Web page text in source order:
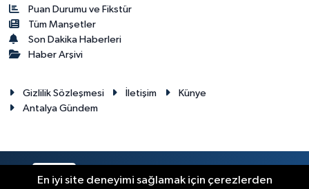
Puan Durumu ve Fikstür
Tüm Manşetler
Son Dakika Haberleri
Haber Arşivi
Gizlilik Sözleşmesi İletişim
Künye
Antalya Gündem
En iyi site deneyimi sağlamak için çerezlerden